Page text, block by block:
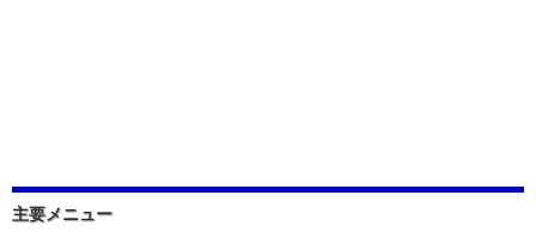
主要メニュー